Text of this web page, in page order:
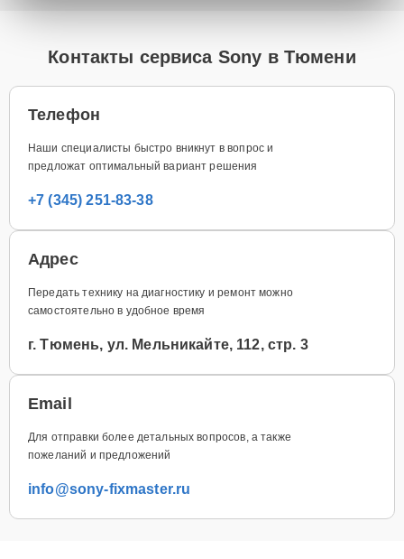
Контакты сервиса Sony в Тюмени
Телефон
Наши специалисты быстро вникнут в вопрос и
предложат оптимальный вариант решения
+7 (345) 251-83-38
Адрес
Передать технику на диагностику и ремонт можно
самостоятельно в удобное время
г. Тюмень, ул. Мельникайте, 112, стр. 3
Email
Для отправки более детальных вопросов, а также
пожеланий и предложений
info@sony-fixmaster.ru